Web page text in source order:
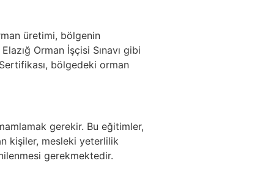
üretimi, bölgenin
Orman İşçisi Sınavı gibi
bölgedeki orman
gerekir. Bu eğitimler,
kişiler, mesleki yeterlilik
gerekmektedir.